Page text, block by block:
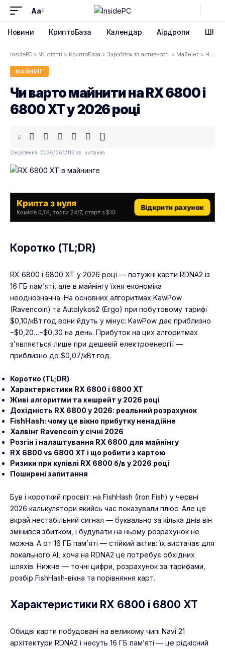
Font
Resizer
Aa
Новини КриптоБаза Календар Аірдропи ШІ
InsidePC > Усі статті > КриптоБаза > Заробіток та активності > Майнінг > Чи варто майнити на RX 6800 і 6800 XT у 2026 році
МАЙНІНГ
Чи варто майнити на RX 6800 і
6800 XT у 2026 році
Оновлення: 2026/06/2113 хв. читання
Крипта з нуля
Комісія 0,1%, торги 24/7, старт з $10
Відкрити рахунок
Коротко (TL;DR)
RX 6800 і 6800 XT у 2026 році — потужні карти RDNA2 із
16 ГБ пам’яті, але в майнінгу їхня економіка
неоднозначна. На основних алгоритмах KawPow
(Ravencoin) та Autolykos2 (Ergo) при побутовому тарифі
$0,10/кВт·год вони йдуть у мінус: KawPow дає приблизно
−$0,20…−$0,30 на день. Прибуток на цих алгоритмах
з’являється лише при дешевій електроенергії —
приблизно до $0,07/кВт·год.
Коротко (TL;DR)
Характеристики RX 6800 і 6800 XT
Живі алгоритми та хешрейт у 2026 році
Дохідність RX 6800 у 2026: реальний розрахунок
FishHash: чому це вікно прибутку ненадійне
Халвінг Ravencoin у січні 2026
Розгін і налаштування RX 6800 для майнінгу
RX 6800 vs 6800 XT і що робити з картою
Ризики при купівлі RX 6800 б/в у 2026 році
Поширені запитання
Був і короткий просвіт: на FishHash (Iron Fish) у червні
2026 калькулятори якийсь час показували плюс. Але це
вкрай нестабільний сигнал — буквально за кілька днів він
змінився збитком, і будувати на ньому розрахунок не
можна. А от 16 ГБ пам’яті — стійкий актив: їх вистачає для
локального AI, хоча на RDNA2 це потребує обхідних
шляхів. Нижче — точні цифри, розрахунок за тарифами,
розбір FishHash-вікна та порівняння карт.
Характеристики RX 6800 і 6800 XT
Обидві карти побудовані на великому чипі Navi 21
архітектури RDNA2 і несуть 16 ГБ пам’яті — це рідкісний